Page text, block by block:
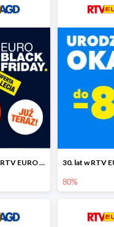
Euro Black Friday w RTV EURO AGD do -80%
80%